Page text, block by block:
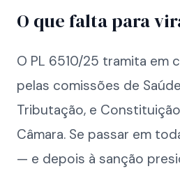
O que falta para
O PL 6510/25 tramita em
pelas comissões de
Tributação, e
Câmara. Se passar em
— e depois à sanção